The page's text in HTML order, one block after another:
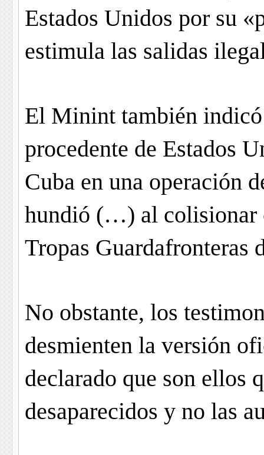
Estados Unidos por su
estimula las salidas
El Minint también
procedente de Estados
Cuba en una operación
hundió (…) al colisionar
Tropas Guardafronteras
No obstante, los
desmienten la versión
declarado que son ellos
desaparecidos y no las